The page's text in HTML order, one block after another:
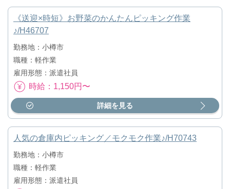
《送迎×時短》お野菜のかんたんピッキング作業
♪/H46707
勤務地：小樽市
職種：軽作業
雇用形態：派遣社員
時給：1,150円〜
詳細を見る
人気の倉庫内ピッキング／モクモク作業♪/H70743
勤務地：小樽市
職種：軽作業
雇用形態：派遣社員